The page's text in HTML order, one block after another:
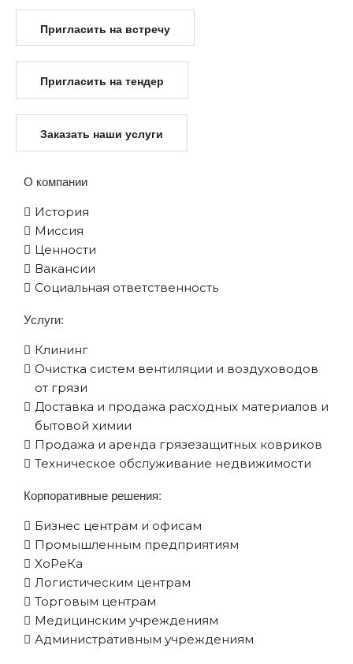
Пригласить на встречу
Пригласить на тендер
Заказать наши услуги
О компании
История
Миссия
Ценности
Вакансии
Социальная ответственность
Услуги:
Клининг
Очистка систем вентиляции и воздуховодов
от грязи
Доставка и продажа расходных материалов и
бытовой химии
Продажа и аренда грязезащитных ковриков
Техническое обслуживание недвижимости
Корпоративные решения:
Бизнес центрам и офисам
Промышленным предприятиям
XоРеКа
Логистическим центрам
Торговым центрам
Медицинским учреждениям
Административным учреждениям